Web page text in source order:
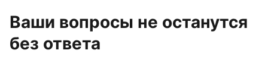
Ваши вопросы не останутся
без ответа